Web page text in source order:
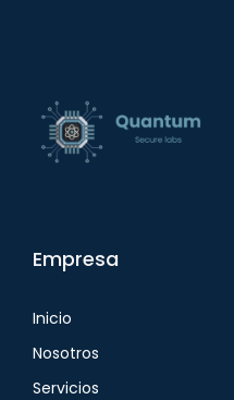
Empresa
Inicio
Nosotros
Servicios